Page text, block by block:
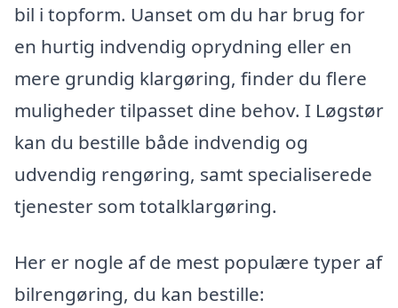
bil i topform. Uanset om du har brug for
en hurtig indvendig oprydning eller en
mere grundig klargøring, finder du flere
muligheder tilpasset dine behov. I Løgstør
kan du bestille både indvendig og
udvendig rengøring, samt specialiserede
tjenester som totalklargøring.
Her er nogle af de mest populære typer af
bilrengøring, du kan bestille: